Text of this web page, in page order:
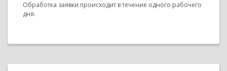
Обработка заявки происходит в течение одного рабочего
дня.